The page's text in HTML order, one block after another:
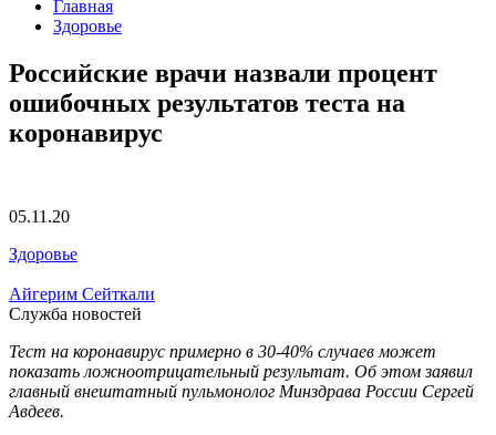
Главная
Здоровье
Российские врачи назвали процент
ошибочных результатов теста на
коронавирус
05.11.20
Здоровье
Айгерим Сейткали
Служба новостей
Тест на коронавирус примерно в 30-40% случаев может
показать ложноотрицательный результат. Об этом заявил
главный внештатный пульмонолог Минздрава России Сергей
Авдеев.